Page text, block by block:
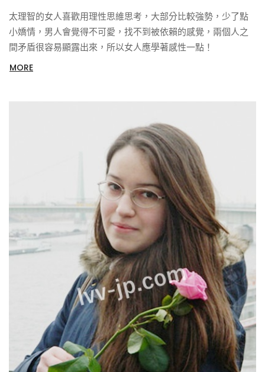
太理智的女人喜歡用理性思維思考，大部分比較強勢，少了點
小嬌情，男人會覺得不可愛，找不到被依賴的感覺，兩個人之
間矛盾很容易顯露出來，所以女人應學著感性一點！
MORE